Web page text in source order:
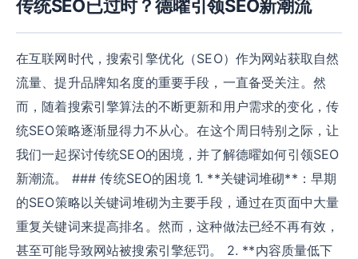
传统SEO已过时？德曜引领SEO新潮流
在互联网时代，搜索引擎优化（SEO）作为网站获取自然
流量、提升品牌知名度的重要手段，一直备受关注。然
而，随着搜索引擎算法的不断更新和用户需求的变化，传
统SEO策略逐渐显得力不从心。在这个周日特别之际，让
我们一起探讨传统SEO的困境，并了解德曜如何引领SEO
新潮流。 ### 传统SEO的困境 1. **关键词堆砌**：早期
的SEO策略以关键词堆砌为主要手段，通过在页面中大量
重复关键词来提高排名。然而，这种做法已经不再有效，
甚至可能导致网站被搜索引擎惩罚。 2. **内容质量低下